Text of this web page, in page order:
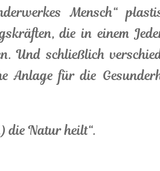
Mensch“
die in einem
Und schließlich
Anlage für die
die Natur heilt“.